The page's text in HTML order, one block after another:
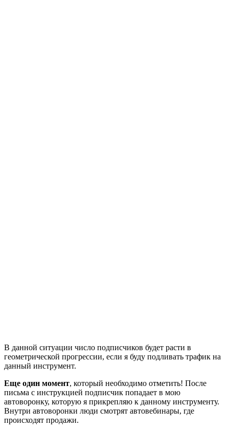
В данной ситуации число подписчиков будет расти в
геометрической прогрессии, если я буду подливать трафик на
данный инструмент.
Еще один момент, который необходимо отметить! После
письма с инструкцией подписчик попадает в мою
автоворонку, которую я прикрепляю к данному инструменту.
Внутри автоворонки люди смотрят автовебинары, где
происходят продажи.